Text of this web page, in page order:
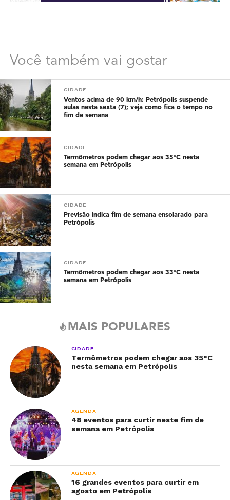
Você também vai gostar
CIDADE
Ventos acima de 90 km/h: Petrópolis suspende
aulas nesta sexta (7); veja como fica o tempo no
fim de semana
CIDADE
Termômetros podem chegar aos 35°C nesta
semana em Petrópolis
CIDADE
Previsão indica fim de semana ensolarado para
Petrópolis
CIDADE
Termômetros podem chegar aos 33°C nesta
semana em Petrópolis
MAIS POPULARES
CIDADE
Termômetros podem chegar aos 35°C
nesta semana em Petrópolis
AGENDA
48 eventos para curtir neste fim de
semana em Petrópolis
AGENDA
16 grandes eventos para curtir em
agosto em Petrópolis